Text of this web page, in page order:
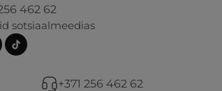
462 62
sotsiaalmeedias
+371 256 462 62